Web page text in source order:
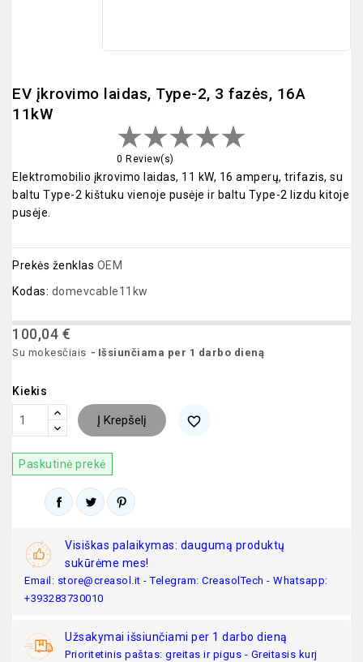
EV įkrovimo laidas, Type-2, 3 fazės, 16A
11kW
0 Review(s)
Elektromobilio įkrovimo laidas, 11 kW, 16 amperų, trifazis, su
baltu Type-2 kištuku vienoje pusėje ir baltu Type-2 lizdu kitoje
pusėje.
Prekės ženklas OEM
Kodas: domevcable11kw
100,04 €
Su mokesčiais Išsiunčiama per 1 darbo dieną
Kiekis
Į Krepšelį favorite_border
Paskutinė prekė
Visiškas palaikymas: daugumą produktų
sukūrėme mes!
Email: store@creasol.it - Telegram: CreasolTech - Whatsapp:
+393283730010
Užsakymai išsiunčiami per 1 darbo dieną
Prioritetinis paštas: greitas ir pigus - Greitasis kurj